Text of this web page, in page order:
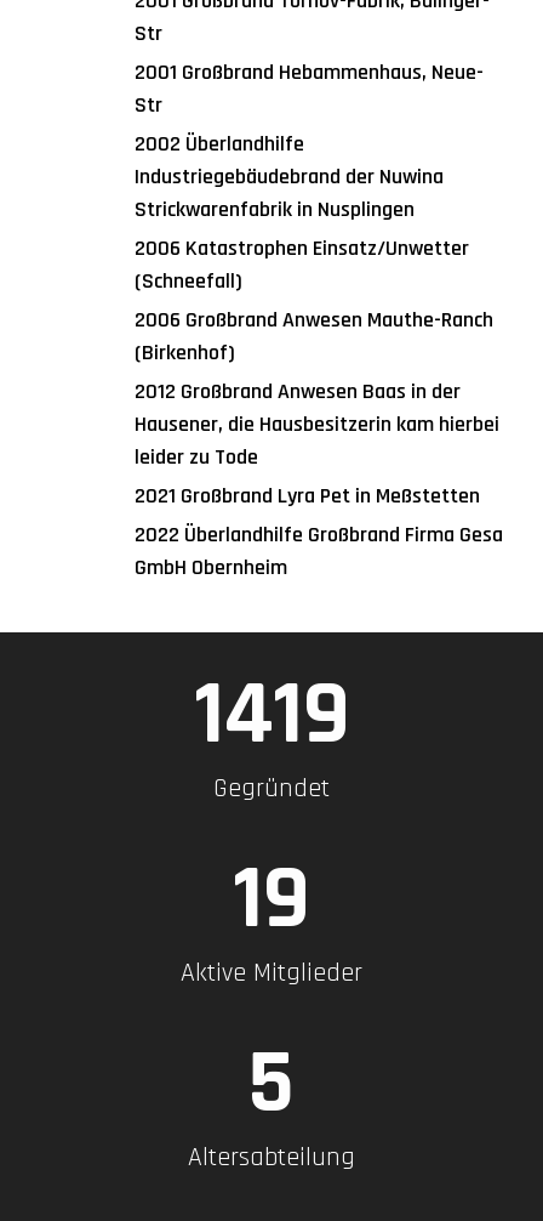
Str
2001 Großbrand Hebammenhaus, Neue-
Str
2002 Überlandhilfe
Industriegebäudebrand der Nuwina
Strickwarenfabrik in Nusplingen
2006 Katastrophen Einsatz/Unwetter
(Schneefall)
2006 Großbrand Anwesen Mauthe-Ranch
(Birkenhof)
2012 Großbrand Anwesen Baas in der
Hausener, die Hausbesitzerin kam hierbei
leider zu Tode
2021 Großbrand Lyra Pet in Meßstetten
2022 Überlandhilfe Großbrand Firma Gesa
GmbH Obernheim
1790
Gegründet
24
Aktive Mitglieder
6
Altersabteilung